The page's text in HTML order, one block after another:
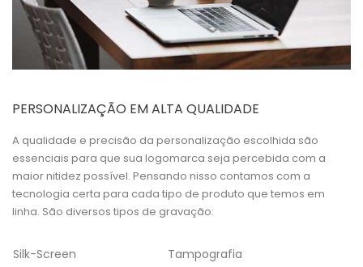
PERSONALIZAÇÃO EM ALTA QUALIDADE
A qualidade e precisão da personalização escolhida são
essenciais para que sua logomarca seja percebida com a
maior nitidez possível. Pensando nisso contamos com a
tecnologia certa para cada tipo de produto que temos em
linha. São diversos tipos de gravação:
Silk-Screen
Tampografia